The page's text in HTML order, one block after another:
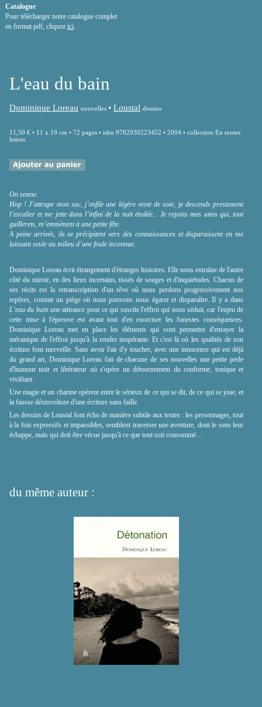
Catalogue
Pour télécharger notre catalogue complet
en format pdf, cliquez ici
L'eau du bain
Dominique Loreau nouvelles • Loustal dessins
11,50 € • 11 x 19 cm • 72 pages • isbn 9782930223452 • 2004 • collection En toutes
lettres
On sonne.
Hop ! J’attrape mon sac, j’enfile une légère veste de soie, je descends prestement
l’escalier et me jette dans l’infini de la nuit étoilée... Je rejoins mes amis qui, tout
guillerets, m’emmènent à une petite fête.
A peine arrivés, ils se précipitent vers des connaissances et disparaissent en me
laissant seule au milieu d’une foule inconnue.
Dominique Loreau écrit étrangement d'étranges histoires. Elle nous entraîne de l'autre
côté du miroir, en des lieux incertains, tissés de songes et d'inquiétudes. Chacun de
ses récits est la retranscription d'un rêve où nous perdons progressivement nos
repères, comme un piège où nous pouvons nous égarer et disparaître. Il y a dans
L'eau du bainune attirance pour ce qui suscite l'effroi qui nous séduit, car l'enjeu de
cette mise à l'épreuve est avant tout d'en exorciser les funestes conséquences.
Dominique Loreau met en place les éléments qui vont permettre d'enrayer la
mécanique de l'effroi jusqu'à la rendre inopérante. Et c'est là où les qualités de son
écriture font merveille. Sans avoir l'air d'y toucher, avec une innocence qui est déjà
du grand art, Dominique Loreau fait de chacune de ses nouvelles une petite perle
d'humour noir et libérateur où s'opère un détournement du conforme, tonique et
vivifiant.
Une magie et un charme opèrent entre le sérieux de ce qui se dit, de ce qui se joue, et
la fausse désinvolture d'une écriture sans faille.
Les dessins de Loustal font écho de manière subtile aux textes : les personnages, tout
à la fois expressifs et impassibles, semblent traverser une aventure, dont le sens leur
échappe, mais qui doit être vécue jusqu'à ce que tout soit consommé...
du même auteur :